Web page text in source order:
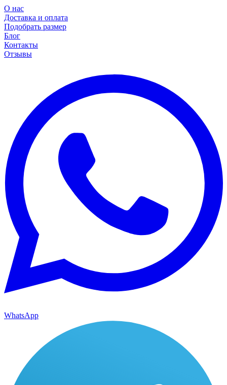
О нас
Доставка и оплата
Подобрать размер
Блог
Контакты
Отзывы
WhatsApp